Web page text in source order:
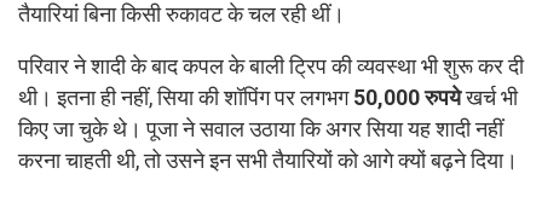
तैयारियां बिना किसी रुकावट के चल रही थीं।
परिवार ने शादी के बाद कपल के बाली ट्रिप की व्यवस्था भी शुरू कर दी
थी। इतना ही नहीं, सिया की शॉपिंग पर लगभग 50,000 रुपयेखर्च भी
किए जा चुके थे। पूजा ने सवाल उठाया कि अगर सिया यह शादी नहीं
करना चाहती थी, तो उसने इन सभी तैयारियों को आगे क्यों बढ़ने दिया।